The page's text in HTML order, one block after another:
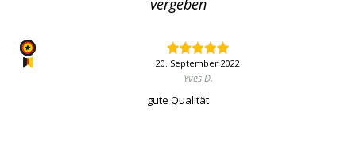
vergeben
20. September 2022
Yves D.
gute Qualität